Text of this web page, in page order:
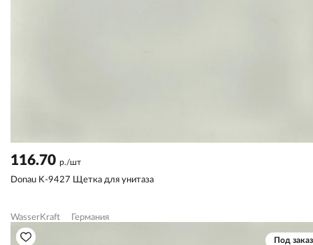
116.70 р./шт
Donau K-9427 Щетка для унитаза
WasserKraft Германия
Под заказ